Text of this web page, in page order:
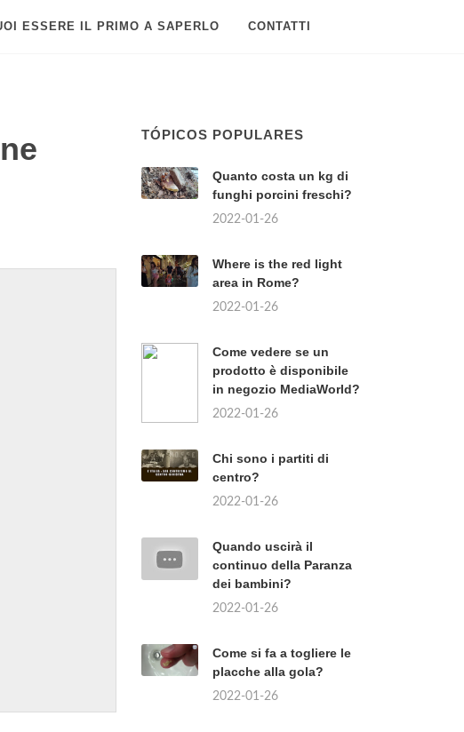
ESSERE IL PRIMO A SAPERLO CONTATTI
TÓPICOS POPULARES
Quanto costa un kg di
funghi porcini freschi?
2022-01-26
Where is the red light
area in Rome?
2022-01-26
Come vedere se un
prodotto è disponibile
in negozio MediaWorld?
2022-01-26
Chi sono i partiti di
centro?
2022-01-26
Quando uscirà il
continuo della Paranza
dei bambini?
2022-01-26
Come si fa a togliere le
placche alla gola?
2022-01-26